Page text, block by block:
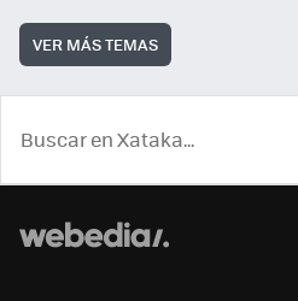
VER MÁS TEMAS